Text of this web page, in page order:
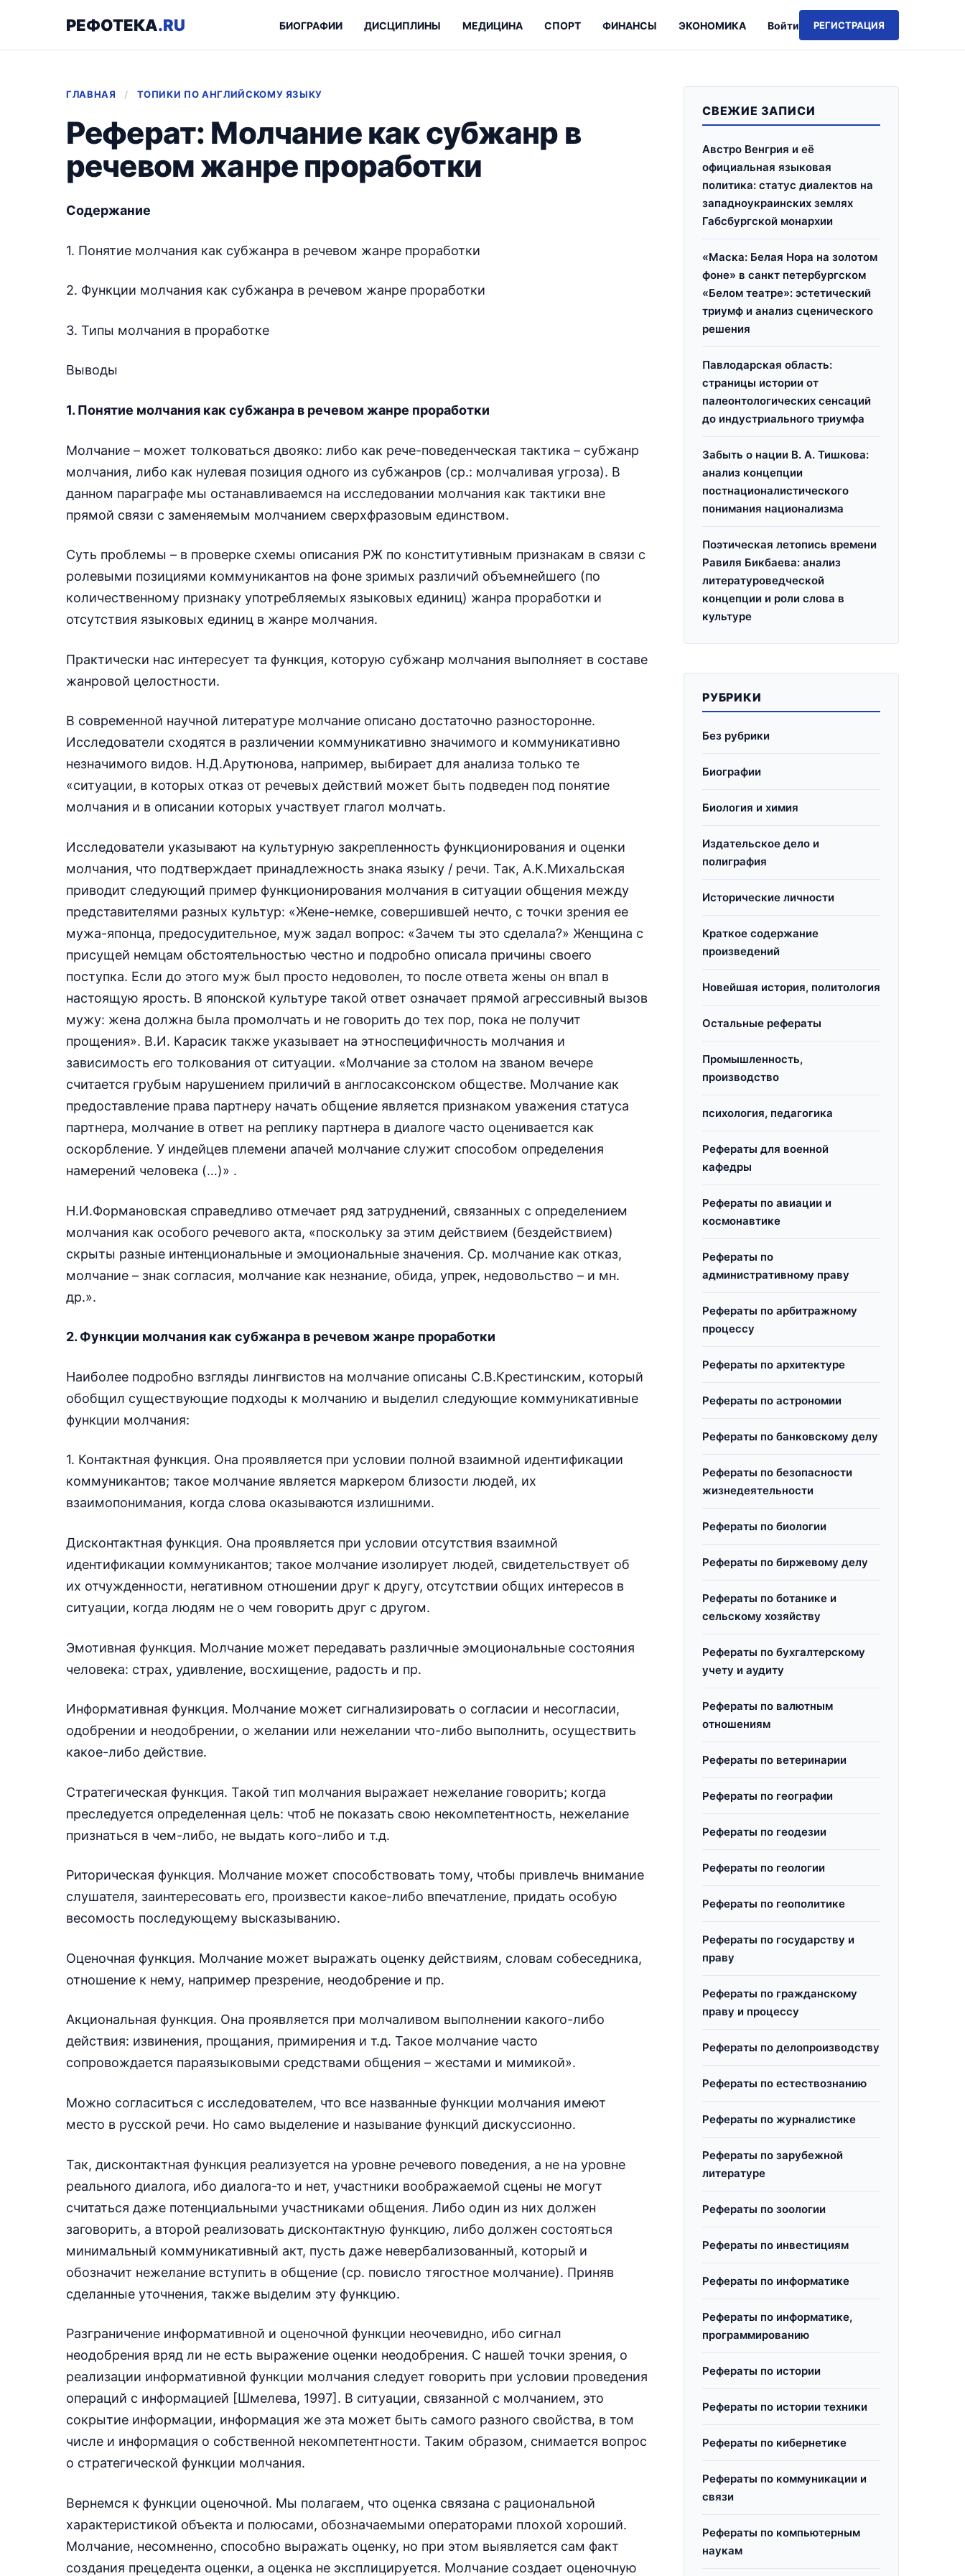
РЕФОТЕКА.RU Войти РЕГИСТРАЦИЯ
БИОГРАФИИ ДИСЦИПЛИНЫ МЕДИЦИНА СПОРТ ФИНАНСЫ ЭКОНОМИКА
ГЛАВНАЯ / ТОПИКИ ПО АНГЛИЙСКОМУ ЯЗЫКУ
Реферат: Молчание как субжанр в
речевом жанре проработки
Содержание
1. Понятие молчания как субжанра в речевом жанре проработки
2. Функции молчания как субжанра в речевом жанре проработки
3. Типы молчания в проработке
Выводы
1. Понятие молчания как субжанра в речевом жанре проработки
Молчание – может толковаться двояко: либо как рече-поведенческая тактика – субжанр
молчания, либо как нулевая позиция одного из субжанров (ср.: молчаливая угроза). В
данном параграфе мы останавливаемся на исследовании молчания как тактики вне
прямой связи с заменяемым молчанием сверхфразовым единством.
Суть проблемы – в проверке схемы описания РЖ по конститутивным признакам в связи с
ролевыми позициями коммуникантов на фоне зримых различий объемнейшего (по
количественному признаку употребляемых языковых единиц) жанра проработки и
отсутствия языковых единиц в жанре молчания.
Практически нас интересует та функция, которую субжанр молчания выполняет в составе
жанровой целостности.
В современной научной литературе молчание описано достаточно разносторонне.
Исследователи сходятся в различении коммуникативно значимого и коммуникативно
незначимого видов. Н.Д.Арутюнова, например, выбирает для анализа только те
«ситуации, в которых отказ от речевых действий может быть подведен под понятие
молчания и в описании которых участвует глагол молчать.
Исследователи указывают на культурную закрепленность функционирования и оценки
молчания, что подтверждает принадлежность знака языку / речи. Так, А.К.Михальская
приводит следующий пример функционирования молчания в ситуации общения между
представителями разных культур: «Жене-немке, совершившей нечто, с точки зрения ее
мужа-японца, предосудительное, муж задал вопрос: «Зачем ты это сделала?» Женщина с
присущей немцам обстоятельностью честно и подробно описала причины своего
поступка. Если до этого муж был просто недоволен, то после ответа жены он впал в
настоящую ярость. В японской культуре такой ответ означает прямой агрессивный вызов
мужу: жена должна была промолчать и не говорить до тех пор, пока не получит
прощения». В.И. Карасик также указывает на этноспецифичность молчания и
зависимость его толкования от ситуации. «Молчание за столом на званом вечере
считается грубым нарушением приличий в англосаксонском обществе. Молчание как
предоставление права партнеру начать общение является признаком уважения статуса
партнера, молчание в ответ на реплику партнера в диалоге часто оценивается как
оскорбление. У индейцев племени апачей молчание служит способом определения
намерений человека (…)» .
Н.И.Формановская справедливо отмечает ряд затруднений, связанных с определением
молчания как особого речевого акта, «поскольку за этим действием (бездействием)
скрыты разные интенциональные и эмоциональные значения. Ср. молчание как отказ,
молчание – знак согласия, молчание как незнание, обида, упрек, недовольство – и мн.
др.».
2. Функции молчания как субжанра в речевом жанре проработки
Наиболее подробно взгляды лингвистов на молчание описаны С.В.Крестинским, который
обобщил существующие подходы к молчанию и выделил следующие коммуникативные
функции молчания:
1. Контактная функция. Она проявляется при условии полной взаимной идентификации
коммуникантов; такое молчание является маркером близости людей, их
взаимопонимания, когда слова оказываются излишними.
Дисконтактная функция. Она проявляется при условии отсутствия взаимной
идентификации коммуникантов; такое молчание изолирует людей, свидетельствует об
их отчужденности, негативном отношении друг к другу, отсутствии общих интересов в
ситуации, когда людям не о чем говорить друг с другом.
Эмотивная функция. Молчание может передавать различные эмоциональные состояния
человека: страх, удивление, восхищение, радость и пр.
Информативная функция. Молчание может сигнализировать о согласии и несогласии,
одобрении и неодобрении, о желании или нежелании что-либо выполнить, осуществить
какое-либо действие.
Стратегическая функция. Такой тип молчания выражает нежелание говорить; когда
преследуется определенная цель: чтоб не показать свою некомпетентность, нежелание
признаться в чем-либо, не выдать кого-либо и т.д.
Риторическая функция. Молчание может способствовать тому, чтобы привлечь внимание
слушателя, заинтересовать его, произвести какое-либо впечатление, придать особую
весомость последующему высказыванию.
Оценочная функция. Молчание может выражать оценку действиям, словам собеседника,
отношение к нему, например презрение, неодобрение и пр.
Акциональная функция. Она проявляется при молчаливом выполнении какого-либо
действия: извинения, прощания, примирения и т.д. Такое молчание часто
сопровождается параязыковыми средствами общения – жестами и мимикой».
Можно согласиться с исследователем, что все названные функции молчания имеют
место в русской речи. Но само выделение и называние функций дискуссионно.
Так, дисконтактная функция реализуется на уровне речевого поведения, а не на уровне
реального диалога, ибо диалога-то и нет, участники воображаемой сцены не могут
считаться даже потенциальными участниками общения. Либо один из них должен
заговорить, а второй реализовать дисконтактную функцию, либо должен состояться
минимальный коммуникативный акт, пусть даже невербализованный, который и
обозначит нежелание вступить в общение (ср. повисло тягостное молчание). Приняв
сделанные уточнения, также выделим эту функцию.
Разграничение информативной и оценочной функции неочевидно, ибо сигнал
неодобрения вряд ли не есть выражение оценки неодобрения. С нашей точки зрения, о
реализации информативной функции молчания следует говорить при условии проведения
операций с информацией [Шмелева, 1997]. В ситуации, связанной с молчанием, это
сокрытие информации, информация же эта может быть самого разного свойства, в том
числе и информация о собственной некомпетентности. Таким образом, снимается вопрос
о стратегической функции молчания.
Вернемся к функции оценочной. Мы полагаем, что оценка связана с рациональной
характеристикой объекта и полюсами, обозначаемыми операторами плохой хороший.
Молчание, несомненно, способно выражать оценку, но при этом выявляется сам факт
создания прецедента оценки, а оценка не эксплицируется. Молчание создает оценочную
СВЕЖИЕ ЗАПИСИ
Австро Венгрия и её
официальная языковая
политика: статус диалектов на
западноукраинских землях
Габсбургской монархии
«Маска: Белая Нора на золотом
фоне» в санкт петербургском
«Белом театре»: эстетический
триумф и анализ сценического
решения
Павлодарская область:
страницы истории от
палеонтологических сенсаций
до индустриального триумфа
Забыть о нации В. А. Тишкова:
анализ концепции
постнационалистического
понимания национализма
Поэтическая летопись времени
Равиля Бикбаева: анализ
литературоведческой
концепции и роли слова в
культуре
РУБРИКИ
Без рубрики
Биографии
Биология и химия
Издательское дело и
полиграфия
Исторические личности
Краткое содержание
произведений
Новейшая история, политология
Остальные рефераты
Промышленность,
производство
психология, педагогика
Рефераты для военной
кафедры
Рефераты по авиации и
космонавтике
Рефераты по
административному праву
Рефераты по арбитражному
процессу
Рефераты по архитектуре
Рефераты по астрономии
Рефераты по банковскому делу
Рефераты по безопасности
жизнедеятельности
Рефераты по биологии
Рефераты по биржевому делу
Рефераты по ботанике и
сельскому хозяйству
Рефераты по бухгалтерскому
учету и аудиту
Рефераты по валютным
отношениям
Рефераты по ветеринарии
Рефераты по географии
Рефераты по геодезии
Рефераты по геологии
Рефераты по геополитике
Рефераты по государству и
праву
Рефераты по гражданскому
праву и процессу
Рефераты по делопроизводству
Рефераты по естествознанию
Рефераты по журналистике
Рефераты по зарубежной
литературе
Рефераты по зоологии
Рефераты по инвестициям
Рефераты по информатике
Рефераты по информатике,
программированию
Рефераты по истории
Рефераты по истории техники
Рефераты по кибернетике
Рефераты по коммуникации и
связи
Рефераты по компьютерным
наукам